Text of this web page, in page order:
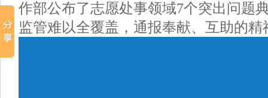
作部公布了志愿处事领域7个突出问题
监管难以全覆盖，通报奉献、互助的精